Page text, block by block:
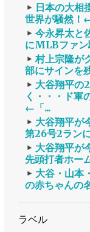
日本の大相
世界が騒然！
今永昇太と
にMLBファ
村上宗隆が
部にサインを
大谷翔平の
く・・・ド軍
←「...
大谷翔平が
第26号2ラン
大谷翔平が
先頭打者ホー
大谷・山本
の赤ちゃんの
ラベル